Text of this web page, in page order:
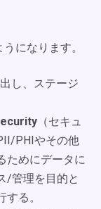
になります。
し、ステージ
（セキュ
PHIやその他
ためにデータに
/管理を目的と
る。